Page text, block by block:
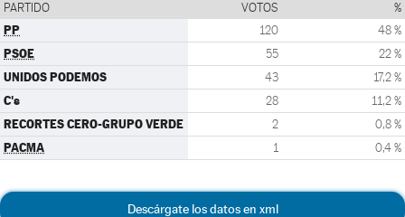
PARTIDO VOTOS %
PP 120 48 %
PSOE 55 22 %
UNIDOS PODEMOS 43 17,2 %
C's 28 11,2 %
RECORTES CERO-GRUPO VERDE 2 0,8 %
PACMA 1 0,4 %
Descárgate los datos en xml